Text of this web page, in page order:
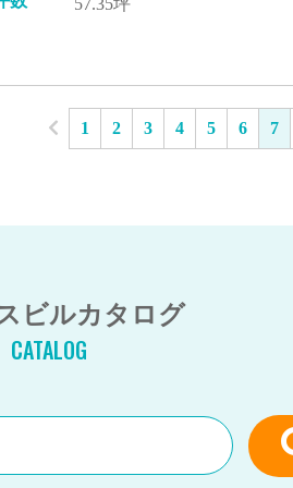
1 2 3 4 5 6 7
ビルカタログ
CATALOG